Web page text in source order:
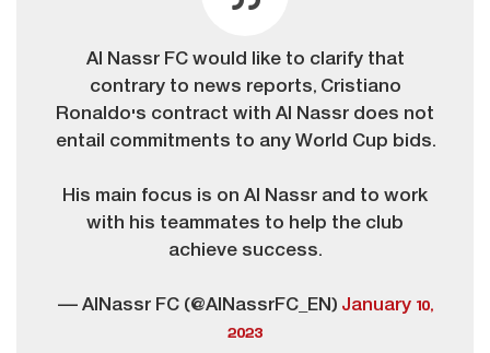
Al Nassr FC would like to clarify that
contrary to news reports, Cristiano
Ronaldo's contract with Al Nassr does not
entail commitments to any World Cup bids.
His main focus is on Al Nassr and to work
with his teammates to help the club
achieve success.
— AlNassr FC (@AlNassrFC_EN) January 10,
2023